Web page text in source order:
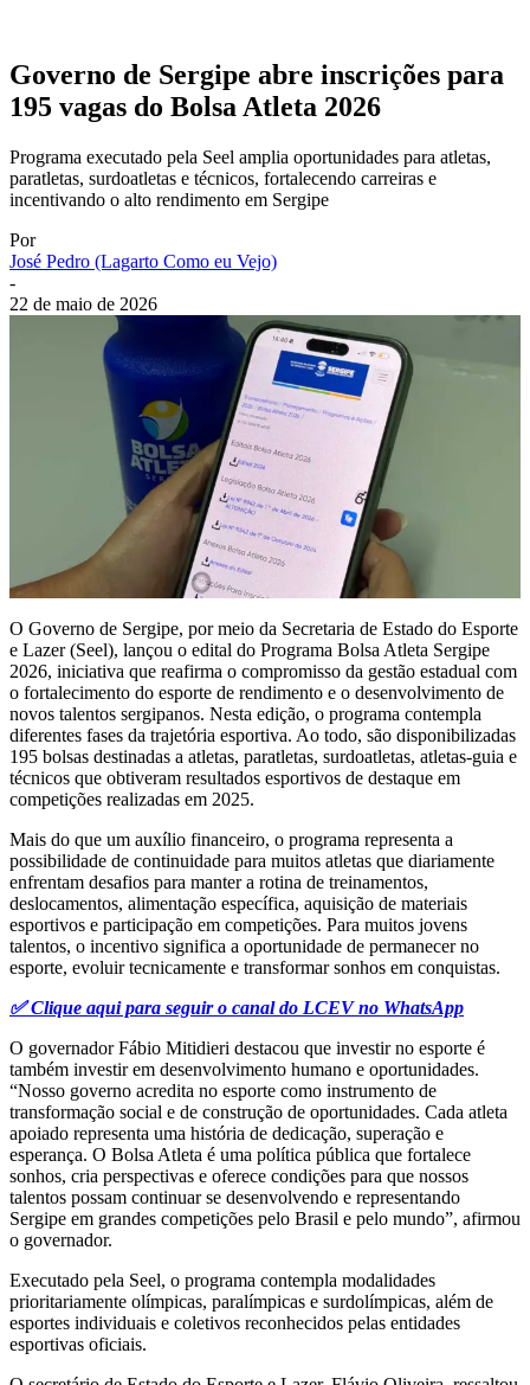
Governo de Sergipe abre inscrições para
195 vagas do Bolsa Atleta 2026
Programa executado pela Seel amplia oportunidades para atletas,
paratletas, surdoatletas e técnicos, fortalecendo carreiras e
incentivando o alto rendimento em Sergipe
Por
José Pedro (Lagarto Como eu Vejo)
-
22 de maio de 2026
O Governo de Sergipe, por meio da Secretaria de Estado do Esporte
e Lazer (Seel), lançou o edital do Programa Bolsa Atleta Sergipe
2026, iniciativa que reafirma o compromisso da gestão estadual com
o fortalecimento do esporte de rendimento e o desenvolvimento de
novos talentos sergipanos. Nesta edição, o programa contempla
diferentes fases da trajetória esportiva. Ao todo, são disponibilizadas
195 bolsas destinadas a atletas, paratletas, surdoatletas, atletas-guia e
técnicos que obtiveram resultados esportivos de destaque em
competições realizadas em 2025.
Mais do que um auxílio financeiro, o programa representa a
possibilidade de continuidade para muitos atletas que diariamente
enfrentam desafios para manter a rotina de treinamentos,
deslocamentos, alimentação específica, aquisição de materiais
esportivos e participação em competições. Para muitos jovens
talentos, o incentivo significa a oportunidade de permanecer no
esporte, evoluir tecnicamente e transformar sonhos em conquistas.
✅ Clique aqui para seguir o canal do LCEV no WhatsApp
O governador Fábio Mitidieri destacou que investir no esporte é
também investir em desenvolvimento humano e oportunidades.
“Nosso governo acredita no esporte como instrumento de
transformação social e de construção de oportunidades. Cada atleta
apoiado representa uma história de dedicação, superação e
esperança. O Bolsa Atleta é uma política pública que fortalece
sonhos, cria perspectivas e oferece condições para que nossos
talentos possam continuar se desenvolvendo e representando
Sergipe em grandes competições pelo Brasil e pelo mundo”, afirmou
o governador.
Executado pela Seel, o programa contempla modalidades
prioritariamente olímpicas, paralímpicas e surdolímpicas, além de
esportes individuais e coletivos reconhecidos pelas entidades
esportivas oficiais.